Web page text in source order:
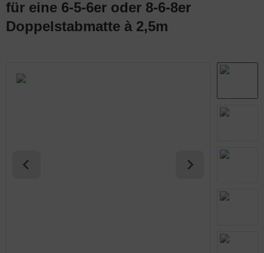
für eine 6-5-6er oder 8-6-8er
Doppelstabmatte à 2,5m
Komplett-Zaunsets
für Tore